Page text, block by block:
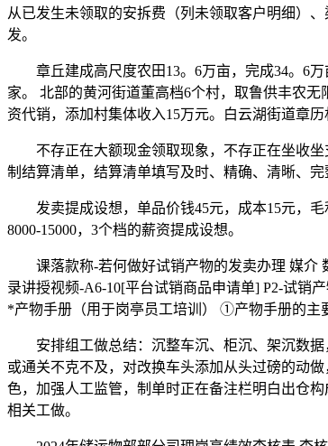
从已发生未领取的安拆费（列未领取客户明细）
发。
章丘建成高尺度农田13。6万亩，完成34。6万
家。 北部的黄河街道董高档6个村，取鲁供丰农
资代销，添加村集体收入15万元。白云湖街道章
不存正在大额现金领取现象，不存正在坐收坐
制结算清单，结算清单填写及时、精确、清晰、
发卖提成设想，单品价钱45元，成本15元，毛
8000-15000，3个档的薪资提成设想。
课落款称-若何做好试销产物的发卖办理​ 媒介​ 数
录讲授视频-A6-10[平台试销商品申请单]​ P2-试销
*产物手册（用于岗亭员工培训）​ ①产物手册的主
安排组工做总结：沉整车沉、柜沉、架沉数据
或通关不克不及，对改换车头添加从头过磅的动
色，加强人工监管，制单时正在备注栏明白出仓
相关工做。